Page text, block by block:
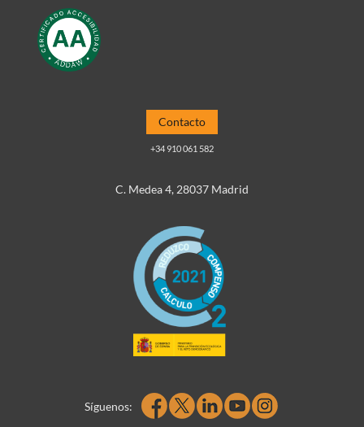
Contacto
+34 910 061 582
C. Medea 4, 28037 Madrid
Síguenos: